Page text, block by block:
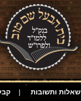
שאלות ותשובות